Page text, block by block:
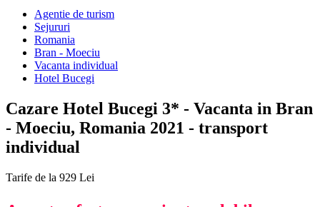
Agentie de turism
Sejururi
Romania
Bran - Moeciu
Vacanta individual
Hotel Bucegi
Cazare Hotel Bucegi 3* - Vacanta in Bran
- Moeciu, Romania 2021 - transport
individual
Tarife de la 929 Lei